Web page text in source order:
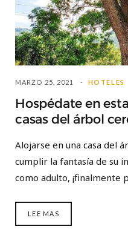
MARZO 25, 2021 HOTELES
Hospédate en
casas del árbol
Alojarse en una casa del
cumplir la fantasía de su
como adulto, ¡finalmente
LEE MAS